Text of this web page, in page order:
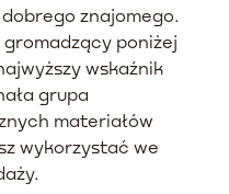
znajomego.
poniżej
wskaźnik
grupa
materiałów
wykorzystać we